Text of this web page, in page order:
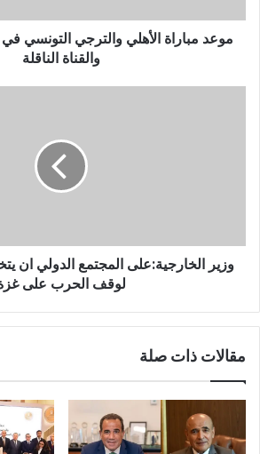
موعد مباراة الأهلي والترجي التونسي في
والقناة الناقلة
وزير الخارجية:على المجتمع الدولي ان
لوقف الحرب على
مقالات ذات صلة